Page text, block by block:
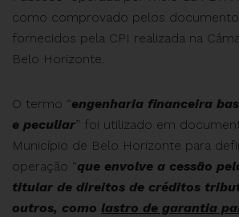
como comprovado pelos
fornecidos pela CPI realizada na
Belo Horizonte.
O termo “engenharia financeira
e peculiar” foi utilizado em
Município de Belo Horizonte para
operação “que envolve a cessão
titular de direitos de créditos
outros, como lastro de garantia